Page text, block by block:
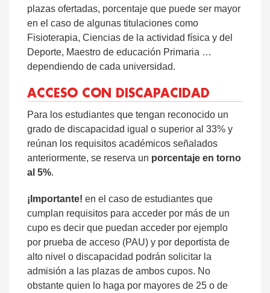
plazas ofertadas, porcentaje que puede ser mayor
en el caso de algunas titulaciones como
Fisioterapia, Ciencias de la actividad física y del
Deporte, Maestro de educación Primaria …
dependiendo de cada universidad.
ACCESO CON DISCAPACIDAD
Para los estudiantes que tengan reconocido un
grado de discapacidad igual o superior al 33% y
reúnan los requisitos académicos señalados
anteriormente, se reserva un porcentaje en torno
al 5%.
¡Importante! en el caso de estudiantes que
cumplan requisitos para acceder por más de un
cupo es decir que puedan acceder por ejemplo
por prueba de acceso (PAU) y por deportista de
alto nivel o discapacidad podrán solicitar la
admisión a las plazas de ambos cupos. No
obstante quien lo haga por mayores de 25 o de